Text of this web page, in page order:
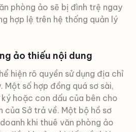
phòng ảo sẽ bị đình trệ ngay
hợp lệ trên hệ thống quản lý
ảo thiếu nội dung
hiện rõ quyền sử dụng địa chỉ
số hợp đồng quá sơ sài,
hoặc con dấu của bên cho
của Sở trả về. Một bộ hồ sơ
khi thuê văn phòng ảo